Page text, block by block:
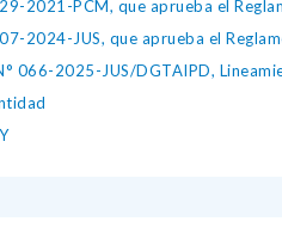
2021-PCM, que aprueba el
2024-JUS, que aprueba el
066-2025-JUS/DGTAIPD,